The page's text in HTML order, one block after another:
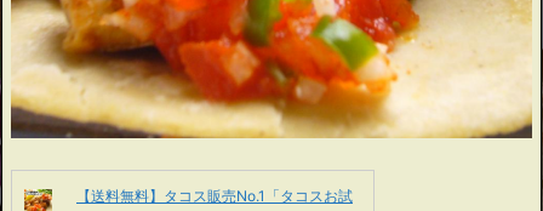
【送料無料】タコス販売No.1「タコスお試